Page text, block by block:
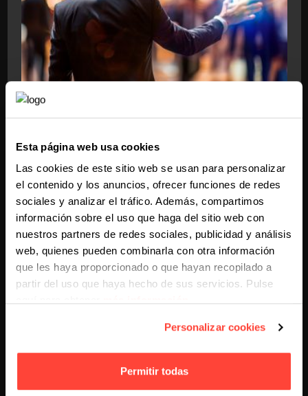
Esta página web usa cookies
Las cookies de este sitio web se usan para personalizar
el contenido y los anuncios, ofrecer funciones de redes
sociales y analizar el tráfico. Además, compartimos
información sobre el uso que haga del sitio web con
nuestros partners de redes sociales, publicidad y análisis
web, quienes pueden combinarla con otra información
que les haya proporcionado o que hayan recopilado a
partir del uso que haya hecho de sus servicios. Pulse
Personalizar cookies
Permitir todas
LinkedIn Sales Navigator:
Captación y segmentación de
leads
La herramienta definitiva para la captación de Leads y la
segmentación avanzada: conseguir prospectos con
LinkedIn Sales Navigator
LAURA GARCÍA HERNANDEZ
3 AÑOS AGO
3 AÑOS AGO KEEP READING